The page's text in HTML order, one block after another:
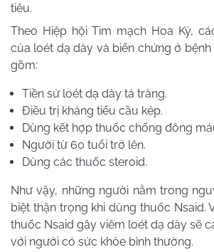
tiêu.
Theo Hiệp hội Tim mạch Hoa Kỳ,
của loét dạ dày và biến chứng ở bệnh
gồm:
Tiền sử loét dạ dày tá tràng.
Điều trị kháng tiểu cầu kép.
Dùng kết hợp thuốc chống đông
Người từ 60 tuổi trở lên.
Dùng các thuốc steroid.
Như vậy, những người nằm trong
biệt thận trọng khi dùng thuốc Nsaid.
thuốc Nsaid gây viêm loét dạ dày sẽ
với người có sức khỏe bình thường.